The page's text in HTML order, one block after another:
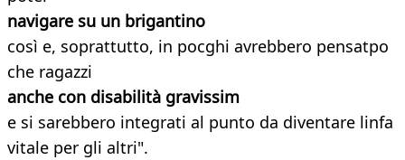
navigare su un brigantino
così e, soprattutto, in pocghi avrebbero pensatpo
che ragazzi
anche con disabilità gravissim
e si sarebbero integrati al punto da diventare linfa
vitale per gli altri".